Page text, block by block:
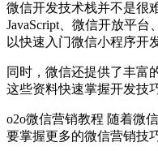
微信开发技术栈并不是很
JavaScript、微信开放平
以快速入门微信小程序开
同时，微信还提供了丰富
这些资料快速掌握开发技巧
o2o微信营销教程 随着微
要掌握更多的微信营销技巧